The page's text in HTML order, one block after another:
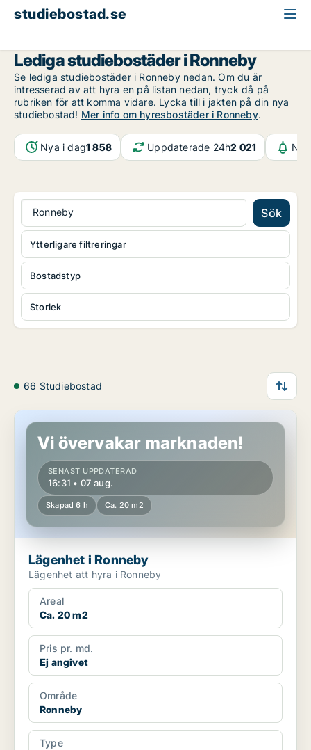
studiebostad.se
Lediga studiebostäder i Ronneby
Se lediga studiebostäder i Ronneby nedan. Om du är
intresserad av att hyra en på listan nedan, tryck då på
rubriken för att komma vidare. Lycka till i jakten på din nya
studiebostad! Mer info om hyresbostäder i Ronneby.
Nya i dag1 858 Uppdaterade 24h2 021
Ronneby Sök
Bostadstyp
Storlek
Ytterligare filtreringar
66 Studiebostad
Lägenhet i Ronneby
Vi övervakar marknaden!
SENAST UPPDATERAD
16:31 • 07 aug.
Skapad 6 h Ca. 20 m2
Lägenhet i Ronneby
Lägenhet att hyra i Ronneby
Areal
Ca. 20 m2
Pris pr. md.
Ej angivet
Område
Ronneby
Type